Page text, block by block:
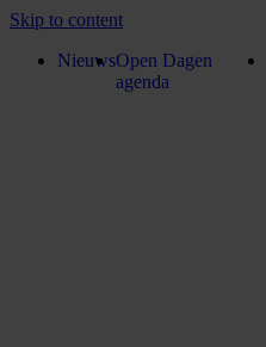
Skip to content
NieuwsOpen Dagen
agenda